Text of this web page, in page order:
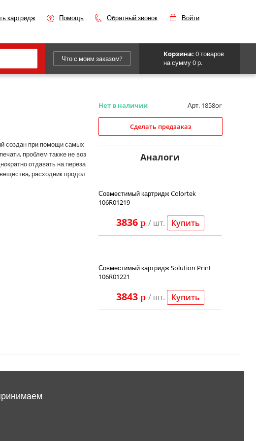
картридж Помощь Обратный звонок Войти
Sharp
Для франкировальной машины
Что с моим заказом?
Корзина: 0 товаров
на сумму 0 р.
создан при помощи самых
проблем также не воз
отдавать на переза
расходник продол
Нет в наличии Арт. 1858or
Сделать предзаказ
Аналоги
Совместимый картридж Colortek
106R01219
3836 p / шт. Купить
Совместимый картридж Solution Print
106R01221
3843 p / шт. Купить